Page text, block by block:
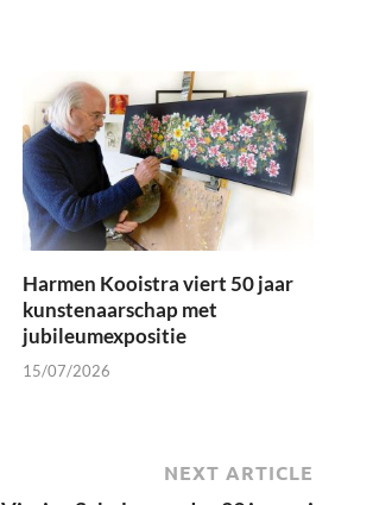
Harmen Kooistra viert 50 jaar
kunstenaarschap met
jubileumexpositie
15/07/2026
NEXT ARTICLE